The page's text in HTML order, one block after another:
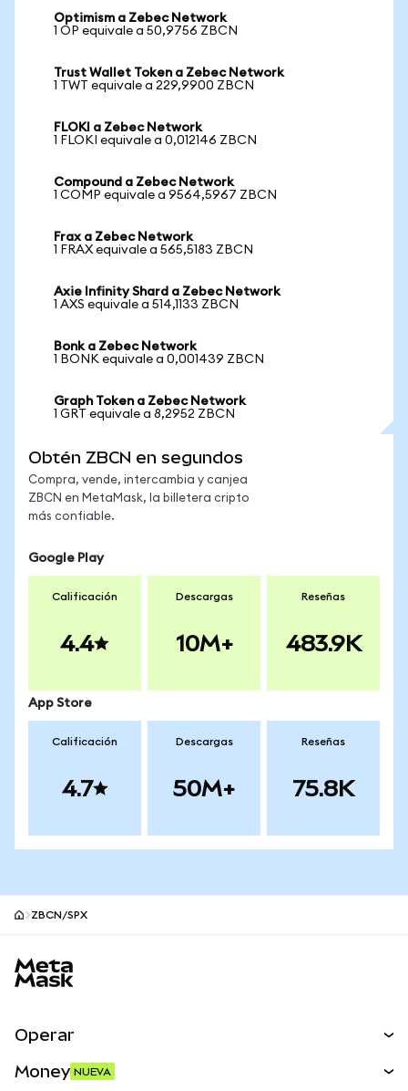
Optimism a Zebec Network
1 OP equivale a 50,9756 ZBCN
Trust Wallet Token a Zebec Network
1 TWT equivale a 229,9900 ZBCN
FLOKI a Zebec Network
1 FLOKI equivale a 0,012146 ZBCN
Compound a Zebec Network
1 COMP equivale a 9564,5967 ZBCN
Frax a Zebec Network
1 FRAX equivale a 565,5183 ZBCN
Axie Infinity Shard a Zebec Network
1 AXS equivale a 514,1133 ZBCN
Bonk a Zebec Network
1 BONK equivale a 0,001439 ZBCN
Graph Token a Zebec Network
1 GRT equivale a 8,2952 ZBCN
Obtén ZBCN en segundos
Compra, vende, intercambia y canjea
ZBCN en MetaMask, la billetera cripto
más confiable.
Google Play
Calificación
4.4
Descargas
10M+
Reseñas
483.9K
App Store
Calificación
4.7
Descargas
50M+
Reseñas
75.8K
ZBCN/SPX
Operar
Money NUEVA